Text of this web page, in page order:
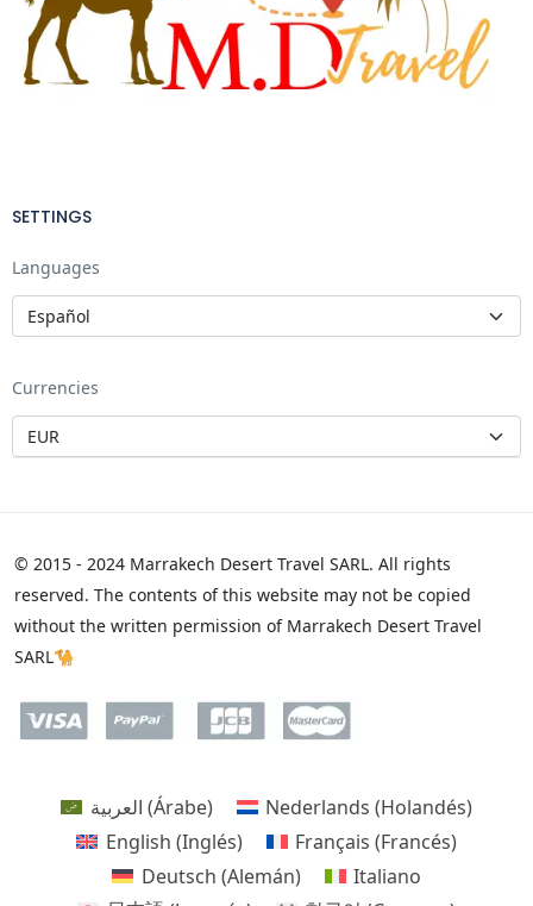
SETTINGS
Languages
Currencies
© 2015 - 2024 Marrakech Desert Travel SARL. All rights
reserved. The contents of this website may not be copied
without the written permission of Marrakech Desert Travel
SARL🐪
العربية (Árabe) Nederlands (Holandés)
English (Inglés) Français (Francés)
Deutsch (Alemán)
Italiano